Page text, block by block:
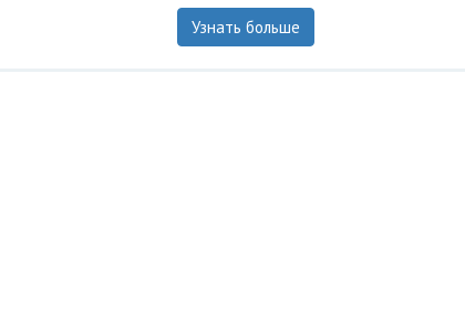
Узнать больше